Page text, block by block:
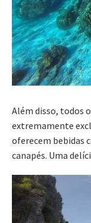
Além disso, todos
extremamente
oferecem bebidas
canapés. Uma